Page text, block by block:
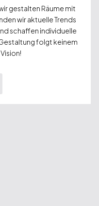
gestalten Räume mit
wir aktuelle Trends
schaffen individuelle
folgt keinem